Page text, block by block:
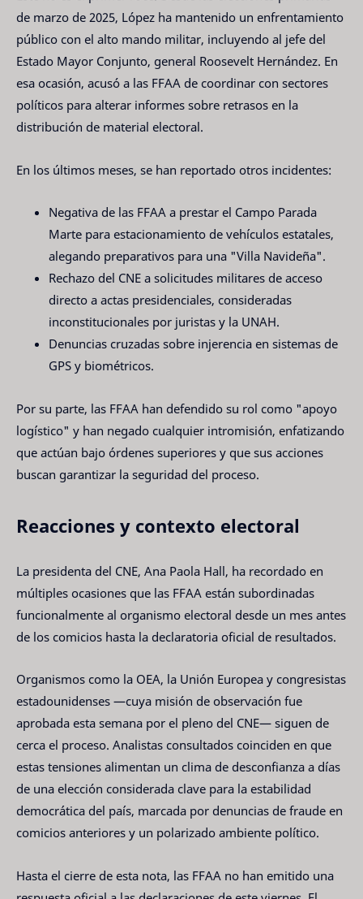
de marzo de 2025, López ha mantenido un enfrentamiento
público con el alto mando militar, incluyendo al jefe del
Estado Mayor Conjunto, general Roosevelt Hernández. En
esa ocasión, acusó a las FFAA de coordinar con sectores
políticos para alterar informes sobre retrasos en la
distribución de material electoral.
En los últimos meses, se han reportado otros incidentes:
Negativa de las FFAA a prestar el Campo Parada
Marte para estacionamiento de vehículos estatales,
alegando preparativos para una "Villa Navideña".
Rechazo del CNE a solicitudes militares de acceso
directo a actas presidenciales, consideradas
inconstitucionales por juristas y la UNAH.
Denuncias cruzadas sobre injerencia en sistemas de
GPS y biométricos.
Por su parte, las FFAA han defendido su rol como "apoyo
logístico" y han negado cualquier intromisión, enfatizando
que actúan bajo órdenes superiores y que sus acciones
buscan garantizar la seguridad del proceso.
Reacciones y contexto electoral
La presidenta del CNE, Ana Paola Hall, ha recordado en
múltiples ocasiones que las FFAA están subordinadas
funcionalmente al organismo electoral desde un mes antes
de los comicios hasta la declaratoria oficial de resultados.
Organismos como la OEA, la Unión Europea y congresistas
estadounidenses —cuya misión de observación fue
aprobada esta semana por el pleno del CNE— siguen de
cerca el proceso. Analistas consultados coinciden en que
estas tensiones alimentan un clima de desconfianza a días
de una elección considerada clave para la estabilidad
democrática del país, marcada por denuncias de fraude en
comicios anteriores y un polarizado ambiente político.
Hasta el cierre de esta nota, las FFAA no han emitido una